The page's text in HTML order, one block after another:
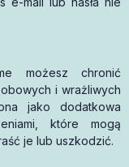
możesz chronić
i wrażliwych
jako dodatkowa
które mogą
je lub uszkodzić.